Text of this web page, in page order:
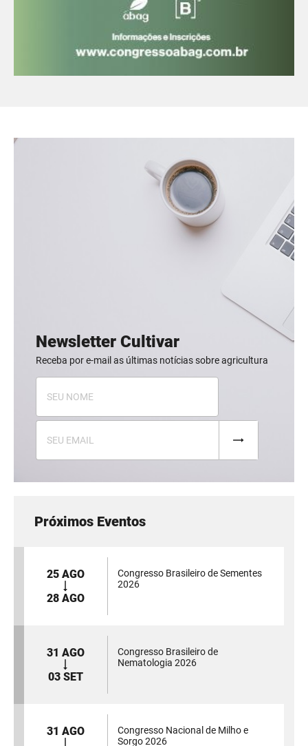
Newsletter Cultivar
Receba por e-mail as últimas notícias sobre agricultura
Próximos Eventos
25 AGO
28 AGO
Congresso Brasileiro de Sementes
2026
31 AGO
03 SET
Congresso Brasileiro de
Nematologia 2026
31 AGO
Congresso Nacional de Milho e
Sorgo 2026